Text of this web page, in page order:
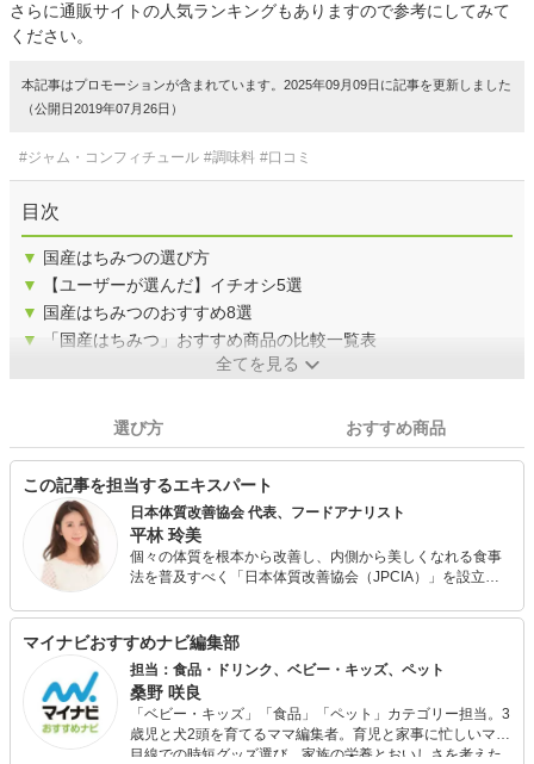
さらに通販サイトの人気ランキングもありますので参考にしてみて
ください。
本記事はプロモーションが含まれています。2025年09月09日に記事を更新しました
（公開日2019年07月26日）
#ジャム・コンフィチュール #調味料 #口コミ
目次
▼ 国産はちみつの選び方
▼
【ユーザーが選んだ】イチオシ5選
▼ 国産はちみつのおすすめ8選
▼
「国産はちみつ」おすすめ商品の比較一覧表
全てを見る
選び方 おすすめ商品
この記事を担当するエキスパート
日本体質改善協会 代表、フードアナリスト
平林 玲美
個々の体質を根本から改善し、内側から美しくなれる食事
法を普及すべく「日本体質改善協会（JPCIA）」を設立。
サロンと提携し、体質改善を目的とする食事指導を行う。
また、各種メディアにて食にまつわる美容・健康情報や今
日から取り入れられる簡単ダイエット・体質改善メソッド
を発信している。 フードアナリスト協会主催・食の親善大
使「第4回食のなでしこ」グランプリ受賞。
マイナビおすすめナビ編集部
担当：食品・ドリンク、ベビー・キッズ、ペット
桑野 咲良
「ベビー・キッズ」「食品」「ペット」カテゴリー担当。3
歳児と犬2頭を育てるママ編集者。育児と家事に忙しいママ
目線での時短グッズ選び、家族の栄養とおいしさを考えた